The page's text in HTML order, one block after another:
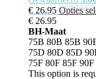
€ 26.95 Opties
€ 26.95
BH-Maat
75B 80B 85B
75D 80D 85D
75F 80F 85F 90F
This option is